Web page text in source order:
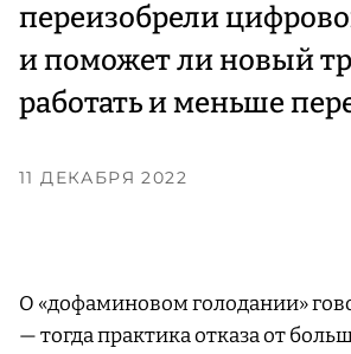
переизобрели
и поможет ли новый
работать и меньше
11 ДЕКАБРЯ 2022
О «дофаминовом голодании»
— тогда практика отказа от